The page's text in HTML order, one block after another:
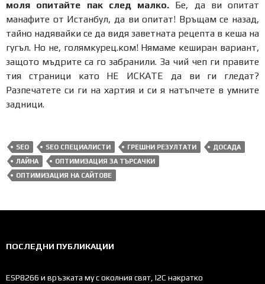
моля опитайте пак след малко. Бе, да ви опитат
манафите от Истанбул, да ви опитат! Връщам се назад,
тайно надявайки се да видя заветната рецепта в кеша на
гугъл. Но не, голямкурец.ком! Нямаме кеширан вариант,
защото мъдрите са го забранили. За чий чеп ги правите
тия страници като НЕ ИСКАТЕ да ви ги гледат?
Разпечатете си ги на хартия и си я натъпчете в умните
задници.
SEO SEO СПЕЦИАЛИСТИ ГРЕШНИ РЕЗУЛТАТИ
ДОСАДА
ЛАЙНА
ОПТИМИЗАЦИЯ ЗА ТЪРСАЧКИ
ОПТИМИЗАЦИЯ НА САЙТОВЕ
ПОСЛЕДНИ ПУБЛИКАЦИИ
ESP8266 и връзката му с околния свят, I2C накратко